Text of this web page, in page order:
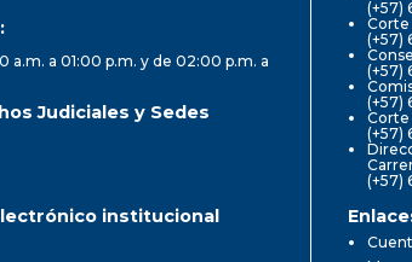
a.m. a 01:00 p.m. y de 02:00 p.m. a
Judiciales y Sedes
(+57)
Corte
(+57)
(+57)
(+57)
Corte
(+57)
(+57)
institucional